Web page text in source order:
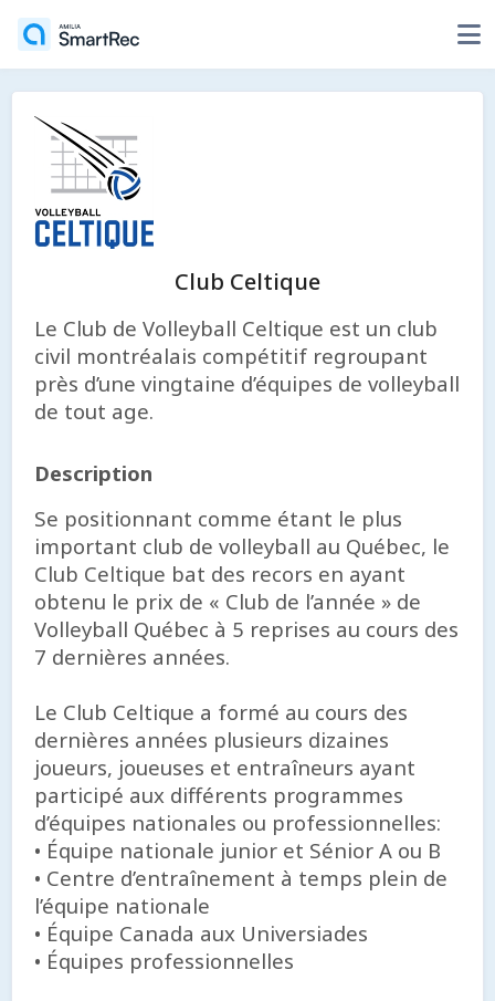
Club Celtique
Le Club de Volleyball Celtique est un club
civil montréalais compétitif regroupant
près d’une vingtaine d’équipes de volleyball
de tout age.
Description
Se positionnant comme étant le plus
important club de volleyball au Québec, le
Club Celtique bat des recors en ayant
obtenu le prix de « Club de l’année » de
Volleyball Québec à 5 reprises au cours des
7 dernières années.
Le Club Celtique a formé au cours des
dernières années plusieurs dizaines
joueurs, joueuses et entraîneurs ayant
participé aux différents programmes
d’équipes nationales ou professionnelles:
• Équipe nationale junior et Sénior A ou B
• Centre d’entraînement à temps plein de
l’équipe nationale
• Équipe Canada aux Universiades
• Équipes professionnelles